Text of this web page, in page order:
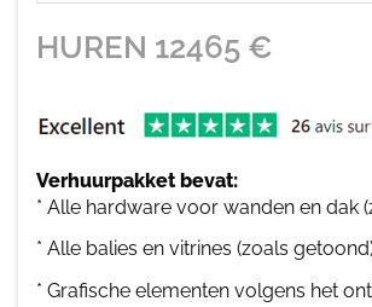
HUREN 12465 €
Verhuurpakket bevat:
* Alle hardware voor wanden en dak
* Alle balies en vitrines (zoals
* Grafische elementen volgens het